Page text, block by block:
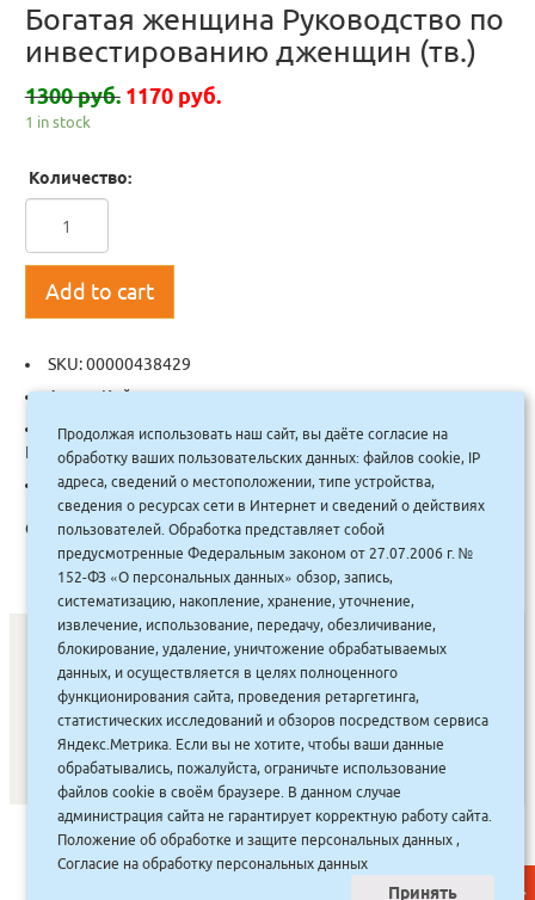
Богатая женщина Руководство по
инвестированию дженщин (тв.)
1300 руб. 1170 руб.
1 in stock
Количество:
Add to cart
SKU:00000438429
Автор:Кийосаки
Categories: Бизнес-Книги,Ценные бумаги. Инвестиции.
Биржевое дело
Tag:Попурри
Описание:
СОНУННАР|КОМПАНИЯ ТУҺУНАН |МАҔАҺЫЫННАР
АКЦИЯЛАР|ДИСКОНТНАЙ СИСТЕМА |ЮРИДИЧЕСКАЙ|
ВАКАНСИЯЛАР
САЙТ СОЗДАН:ООО "ЭЙФОС" . ИНФОРМАЦИОННЫЕ
ТЕХНОЛОГИИ
Продолжая использовать наш сайт, вы даёте согласие на
обработку ваших пользовательских данных: файлов cookie, IP
адреса, сведений о местоположении, типе устройства,
сведения о ресурсах сети в Интернет и сведений о действиях
пользователей. Обработка представляет собой
предусмотренные Федеральным законом от 27.07.2006 г. №
152-ФЗ «О персональных данных» обзор, запись,
систематизацию, накопление, хранение, уточнение,
извлечение, использование, передачу, обезличивание,
блокирование, удаление, уничтожение обрабатываемых
данных, и осуществляется в целях полноценного
функционирования сайта, проведения ретаргетинга,
статистических исследований и обзоров посредством сервиса
Яндекс.Метрика. Если вы не хотите, чтобы ваши данные
обрабатывались, пожалуйста, ограничьте использование
файлов cookie в своём браузере. В данном случае
администрация сайта не гарантирует корректную работу сайта.
Положение об обработке и защите персональных данных ,
Согласие на обработку персональных данных
Принять